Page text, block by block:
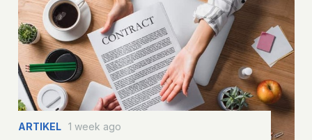
ARTIKEL 1 week ago